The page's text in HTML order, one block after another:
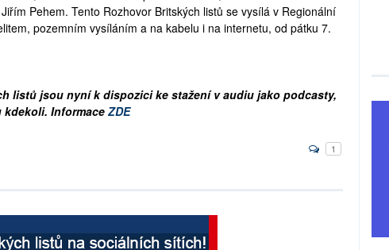
Pehem. Tento Rozhovor Britských listů se vysílá v Regionální
pozemním vysíláním a na kabelu i na internetu, od pátku 7.
listů jsou nyní k dispozici ke stažení v audiu jako podcasty,
Informace ZDE
1